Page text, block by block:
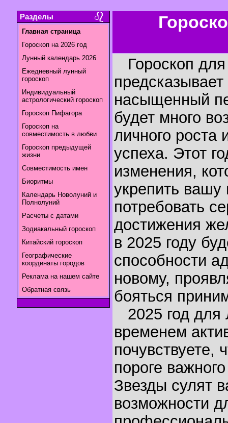
Разделы
Главная страница
Гороскоп на 2026 год
Лунный календарь 2026
Ежедневный лунный
гороскоп
Индивидуальный
астрологический гороскоп
Гороскоп Пифагора
Гороскоп на
совместимость в любви
Гороскоп предыдущей
жизни
Совместимость имен
Биоритмы
Календарь Новолуний и
Полнолуний
Расчеты с датами
Зодиакальный гороскоп
Китайский гороскоп
Географические
координаты городов
Реклама на нашем сайте
Обратная связь
Гороскоп для
насыщенный
будет много
личного роста
успеха. Этот
изменения,
укрепить вашу
потребовать
достижения
в 2025 году
способности
новому,
бояться
2025 год для
временем
почувствуете,
пороге
Звезды сулят
возможности